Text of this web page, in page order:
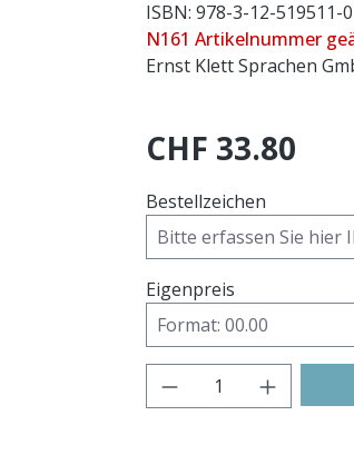
ISBN: 978-3-12-519511-0
N161 Artikelnummer
Ernst Klett Sprachen
CHF 33.80
Bestellzeichen
Eigenpreis
Produkt